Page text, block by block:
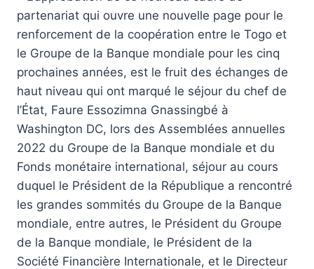
partenariat qui ouvre une nouvelle page pour le
renforcement de la coopération entre le Togo et
le Groupe de la Banque mondiale pour les cinq
prochaines années, est le fruit des échanges de
haut niveau qui ont marqué le séjour du chef de
l’État, Faure Essozimna Gnassingbé à
Washington DC, lors des Assemblées annuelles
2022 du Groupe de la Banque mondiale et du
Fonds monétaire international, séjour au cours
duquel le Président de la République a rencontré
les grandes sommités du Groupe de la Banque
mondiale, entre autres, le Président du Groupe
de la Banque mondiale, le Président de la
Société Financière Internationale, et le Directeur